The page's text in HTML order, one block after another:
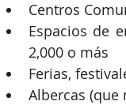
Centros
Espacios de
2,000 o más
Ferias,
Albercas (que